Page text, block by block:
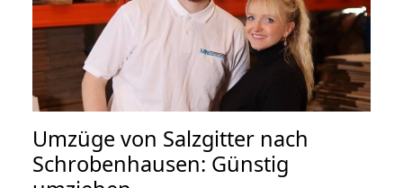
Umzüge von Salzgitter nach
Schrobenhausen: Günstig